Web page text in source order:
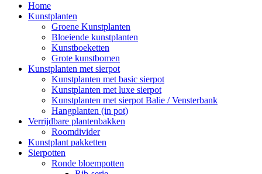
Home
Kunstplanten
Groene Kunstplanten
Bloeiende kunstplanten
Kunstboeketten
Grote kunstbomen
Kunstplanten met sierpot
Kunstplanten met basic sierpot
Kunstplanten met luxe sierpot
Kunstplanten met sierpot Balie / Vensterbank
Hangplanten (in pot)
Verrijdbare plantenbakken
Roomdivider
Kunstplant pakketten
Sierpotten
Ronde bloempotten